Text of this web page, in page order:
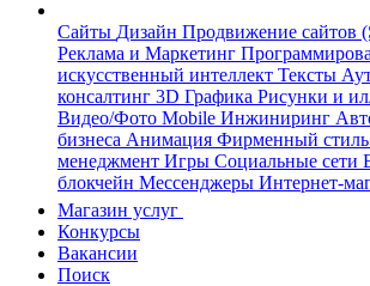
Сайты Дизайн Продвижение сайтов
Реклама и Маркетинг
искусственный интеллект Тексты
консалтинг 3D Графика Рисунки и
Видео/Фото Mobile Инжиниринг
бизнеса Анимация Фирменный стиль
менеджмент Игры Социальные сети
блокчейн Мессенджеры Интернет-
Магазин услуг
Конкурсы
Вакансии
Поиск